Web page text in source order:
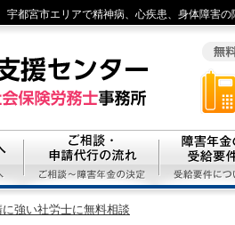
強い社労士に無料相談
宇都宮市エリアで精神病、心疾患、身体障害